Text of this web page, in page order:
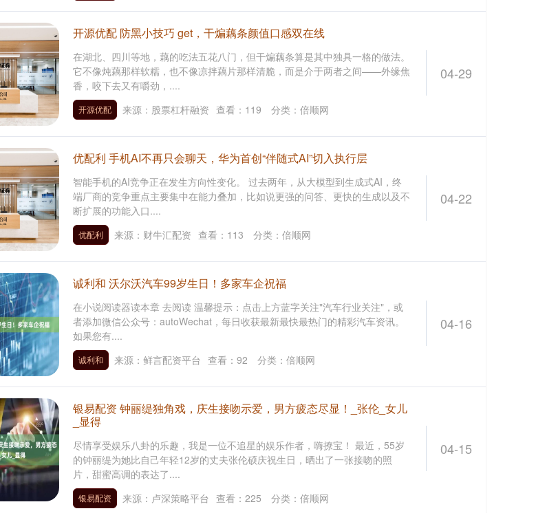
04-29
开源优配 防黑小技巧 get，干煸藕条颜值口感双在线
在湖北、四川等地，藕的吃法五花八门，但干煸藕条算是其中独具一格的做法。
它不像炖藕那样软糯，也不像凉拌藕片那样清脆，而是介于两者之间——外缘焦
香，咬下去又有嚼劲，....
开源优配 来源：股票杠杆融资 查看： 119 分类： 倍顺网
04-22
优配利 手机AI不再只会聊天，华为首创“伴随式AI”切入执行层
智能手机的AI竞争正在发生方向性变化。 过去两年，从大模型到生成式AI，终
端厂商的竞争重点主要集中在能力叠加，比如说更强的问答、更快的生成以及不
断扩展的功能入口....
优配利 来源：财牛汇配资 查看： 113 分类： 倍顺网
04-16
诚利和 沃尔沃汽车99岁生日！多家车企祝福
在小说阅读器读本章 去阅读 温馨提示：点击上方蓝字关注"汽车行业关注"，或
者添加微信公众号：autoWechat，每日收获最新最快最热门的精彩汽车资讯。
如果您有....
诚利和 来源：鲜言配资平台 查看： 92 分类： 倍顺网
04-15
银易配资 钟丽缇独角戏，庆生接吻示爱，男方疲态尽显！_张伦_女儿
_显得
尽情享受娱乐八卦的乐趣，我是一位不追星的娱乐作者，嗨撩宝！ 最近，55岁
的钟丽缇为她比自己年轻12岁的丈夫张伦硕庆祝生日，晒出了一张接吻的照
片，甜蜜高调的表达了....
银易配资 来源：卢深策略平台 查看： 225 分类： 倍顺网